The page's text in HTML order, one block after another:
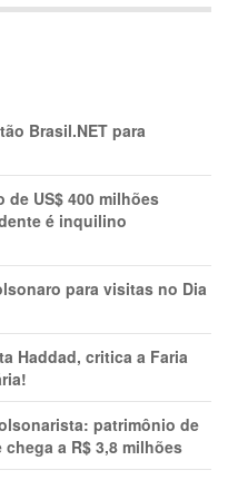
Brasil.NET para
de US$ 400 milhões
é inquilino
para visitas no Dia
Haddad, critica a Faria
patrimônio de
a R$ 3,8 milhões